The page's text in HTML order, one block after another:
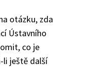
otázku, zda
Ústavního
co je
li ještě další